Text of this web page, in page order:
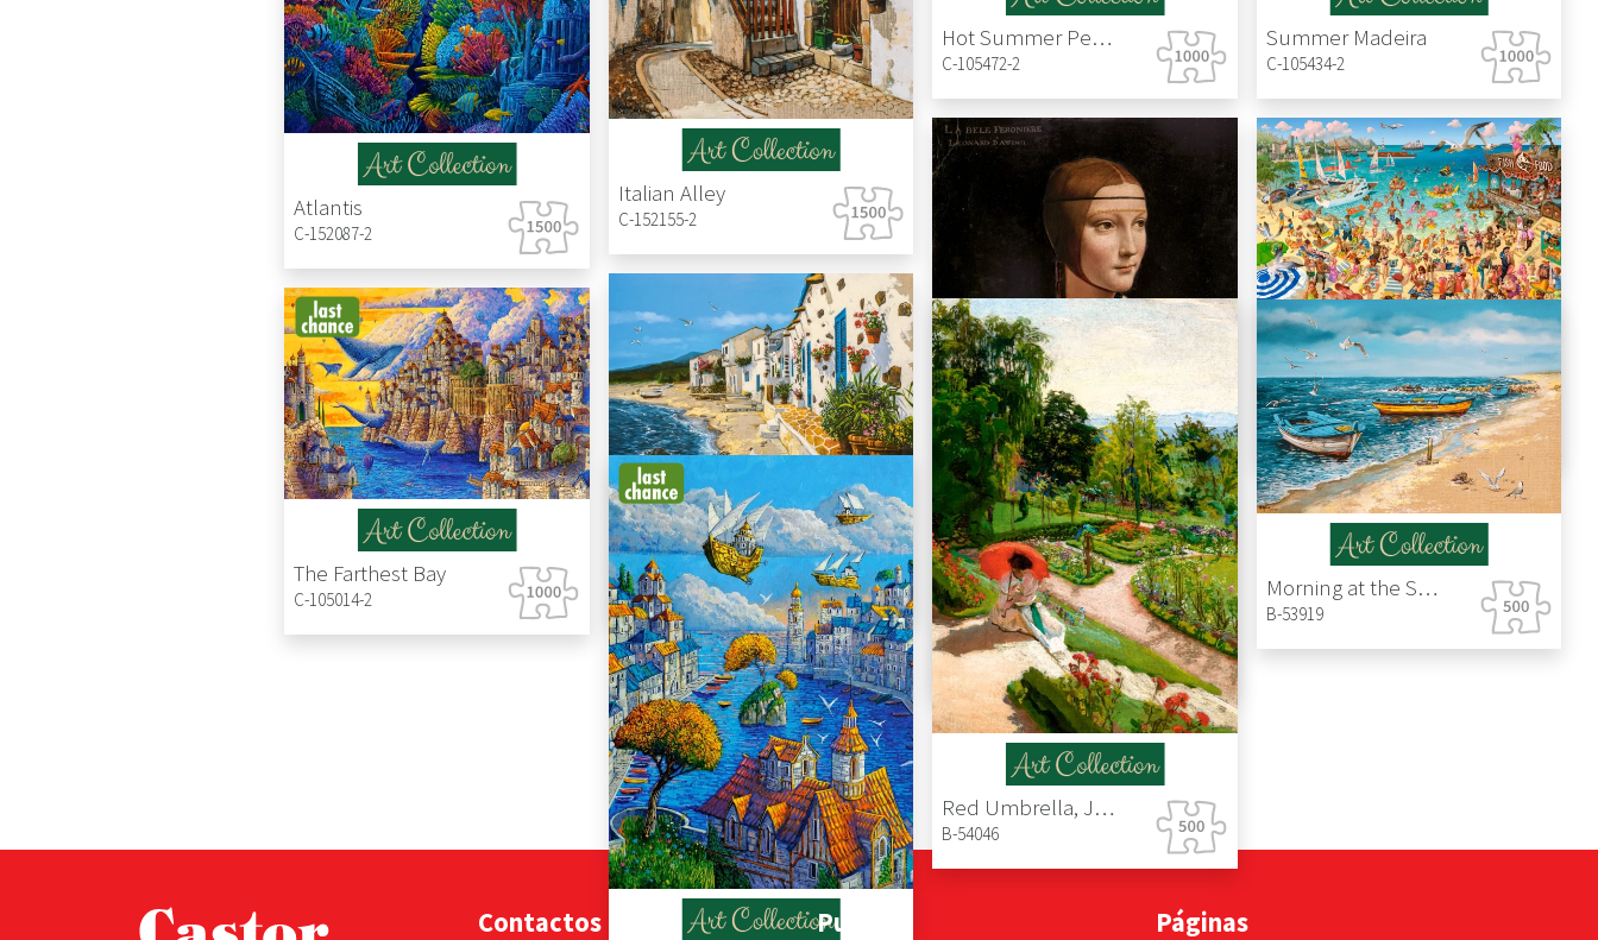
Italian Alley
C-152155-2
Atlantis
C-152087-2
Hot Summer Peonies
C-105472-2
Summer Madeira
C-105434-2
Lady with the Ermine, Leonardo da Vinci
C-105168-2
Fun by the Sea
C-105151-2
Holiday Mood
C-105113-2
The Farthest Bay
C-105014-2
Red Umbrella, Józef Mehoffer
B-54046
Morning at the Seaside
B-53919
Contactos Puzzle Páginas